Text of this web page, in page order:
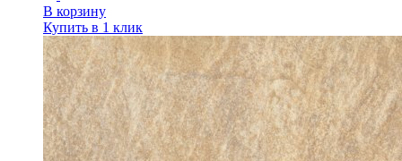
В корзину
Купить в 1 клик